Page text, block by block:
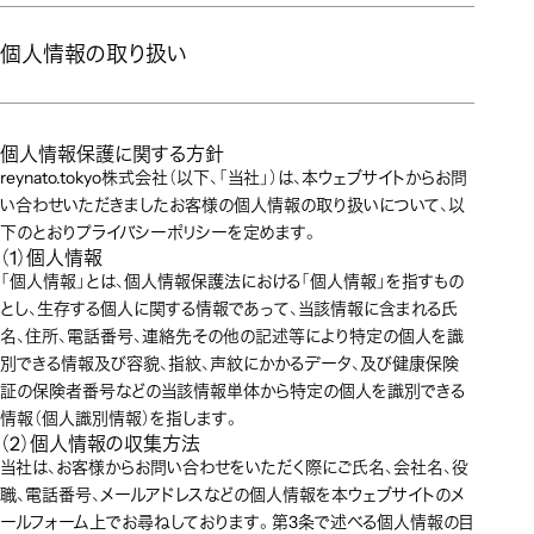
個人情報の取り扱い
個人情報保護に関する方針
reynato.tokyo株式会社（以下、「当社」）は、本ウェブサイトからお問
い合わせいただきましたお客様の個人情報の取り扱いについて、以
下のとおりプライバシーポリシーを定めます。
（1）個人情報
「個人情報」とは、個人情報保護法における「個人情報」を指すもの
とし、生存する個人に関する情報であって、当該情報に含まれる氏
名、住所、電話番号、連絡先その他の記述等により特定の個人を識
別できる情報及び容貌、指紋、声紋にかかるデータ、及び健康保険
証の保険者番号などの当該情報単体から特定の個人を識別できる
情報（個人識別情報）を指します。
（2）個人情報の収集方法
当社は、お客様からお問い合わせをいただく際にご氏名、会社名、役
職、電話番号、メールアドレスなどの個人情報を本ウェブサイトのメ
ールフォーム上でお尋ねしております。第3条で述べる個人情報の目